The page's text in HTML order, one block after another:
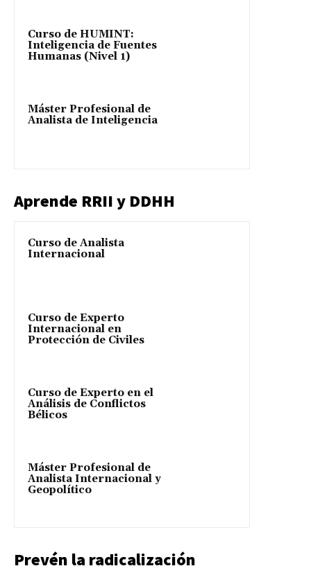
Curso de HUMINT:
Inteligencia de Fuentes
Humanas (Nivel 1)
Máster Profesional de
Analista de Inteligencia
Aprende RRII y DDHH
Curso de Analista
Internacional
Curso de Experto
Internacional en
Protección de Civiles
Curso de Experto en el
Análisis de Conflictos
Bélicos
Máster Profesional de
Analista Internacional y
Geopolítico
Prevén la radicalización